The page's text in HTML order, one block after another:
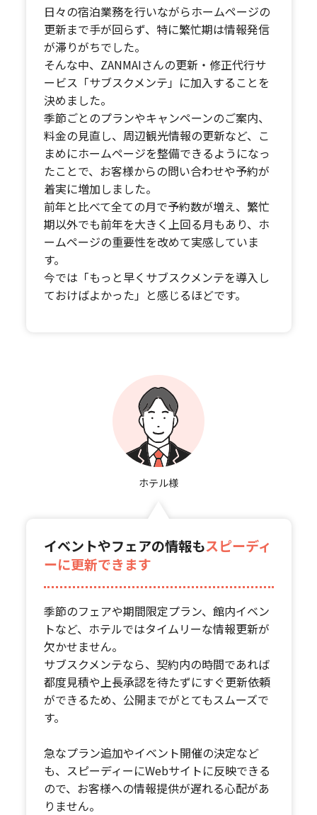
日々の宿泊業務を行いながらホームページの
更新まで手が回らず、特に繁忙期は情報発信
が滞りがちでした。
そんな中、ZANMAIさんの更新・修正代行サ
ービス「サブスクメンテ」に加入することを
決めました。
季節ごとのプランやキャンペーンのご案内、
料金の見直し、周辺観光情報の更新など、こ
まめにホームページを整備できるようになっ
たことで、お客様からの問い合わせや予約が
着実に増加しました。
前年と比べて全ての月で予約数が増え、繁忙
期以外でも前年を大きく上回る月もあり、ホ
ームページの重要性を改めて実感していま
す。
今では「もっと早くサブスクメンテを導入し
ておけばよかった」と感じるほどです。
ホテル様
イベントやフェアの情報もスピーディ
ーに更新できます
季節のフェアや期間限定プラン、館内イベン
トなど、ホテルではタイムリーな情報更新が
欠かせません。
サブスクメンテなら、契約内の時間であれば
都度見積や上長承認を待たずにすぐ更新依頼
ができるため、公開までがとてもスムーズで
す。
急なプラン追加やイベント開催の決定など
も、スピーディーにWebサイトに反映できる
ので、お客様への情報提供が遅れる心配があ
りません。